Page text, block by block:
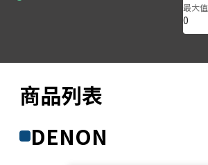
最大值
商品列表
DENON